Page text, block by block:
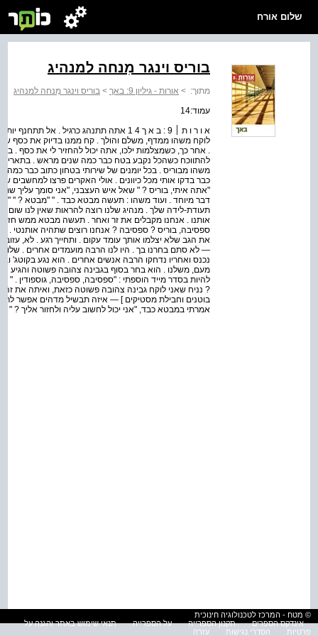
שלום אורח
בוריס וינגר מִנחה למנהיג
מתוך: > אורות - גיליון 9: באך > בוריס וינגר מִנחה למנהיג
עמוד:14
א ו ר ו ת ׀ 9 : ב א ך 4 1 אתה תתנהג כרגיל .
לוקח משהו ממדף, משלם והולך . קח ממנו בדיוק את כסף
. אחר כך, כשמצלמות ילכו, אתה יכול להחזיר לי את כסף .
להתווכח כשהכל נקבע בטח כבר כמה שנים מראש . בתאריך זה
משהו מבוריס . בכל יומנים של שירותי בטחון כתוב כבר כמה
כבר בדקו אותי מכל כיוונים . אולי האקרים פרצו למחשבים
"אתה איתי, בוריס ? " שאל איש העצבני, "אני סומך עליך
דבר מיוחד . ועוד משהו : תעשה מבטא כבד . " "מבטא ? "
תעודת-לידה שלך . מנהיג שלנו רוצה להראות שאין לנו שום
אותנו . אנחנו מקבלים את זר ואחר . תעשה מבטא ממש
ספסיבה, בוריס ? ספסיבה ? אנחנו רוצים שתהיה אותנטי . "
את הגב שלא יצלמו אותך עומד עקום . ותחייך רגע . לא,
— לא סתם בחרנו בך . היו לנו הרבה מועמדים אחרים .
נכנס ואחריו נדחקו הרבה אנשים אחרים . הוא נגע בקוטג'
מעם, משלנו . הוא בחר בסוף בגבינה צהובה פשוטה והגיע
להיות בסדר מייד הוספתי : "ספסיבה, ספסיבה, גוספודין . "
? נניח שאני לוקח גבינה צהובה פשוטה כזאת, ואיתה את
בוטנים וחבילת מסטיקים ] — איזה תבשיל מדהים אפשר
אמרתי במבטא כבד, "אני יכול לחשוב עליה ולחזור אליך ? "
© מטח - המרכז לטכנולוגיה חינוכית
אינדקס הספרים
תקנון הספרייה על הספרייה
תנאי שימוש באתר והגנה על
פרטיות
הסדרי נגישות עזרה